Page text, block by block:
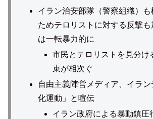
イラン治安部隊（警察組織）も
ためテロリストに対する反撃
は一転暴力的に
市民とテロリストを見分け
束が相次ぐ
自由主義陣営メディア、イラ
化運動」と喧伝
イラン政府による暴動鎮圧